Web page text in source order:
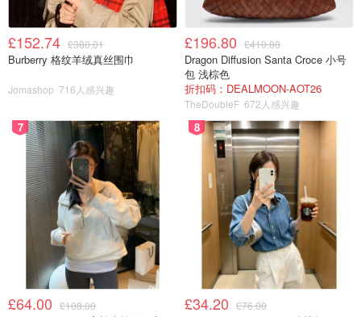
布达佩斯
布达佩斯有着独特的氛围和风格，既有东欧的传统和历史文
化，又有西欧的时尚和现代感，这种混合的风格可以让照片
呈现出非常独特的韵味。
除此之外，布达佩斯还有很多美丽的历史建筑和景点，例如
议会大厦、圣斯德望大教堂、布达城堡、温泉浴场、多瑙河
和各种公园等等，这些都是非常适合拍摄婚纱照的场所。
£152.74 £380.01
Burberry 格纹羊绒真丝围巾
Jomashop 716人感兴趣
£196.80 £410.00
Dragon Diffusion Santa Croce 小号
包 浅棕色
折扣码：DEALMOON-AOT26
TheDoubleF 672人感兴趣
7
£64.00 £108.00
8
£34.20 £76.00